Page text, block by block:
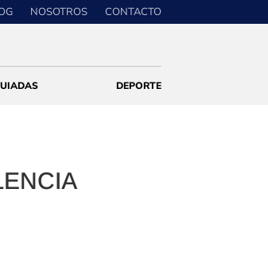
NOSOTROS CONTACTO
DEPORTE